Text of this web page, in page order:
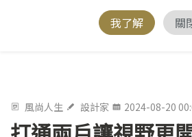
我了解
關
風尚人生 設計家 2024-08-20